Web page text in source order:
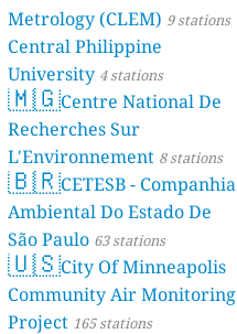
Metrology (CLEM) 9 stations
Central Philippine
University 4 stations
🇲🇬Centre National De
Recherches Sur
L'Environnement 8 stations
🇧🇷CETESB - Companhia
Ambiental Do Estado De
São Paulo 63 stations
🇺🇸City Of Minneapolis
Community Air Monitoring
Project 165 stations